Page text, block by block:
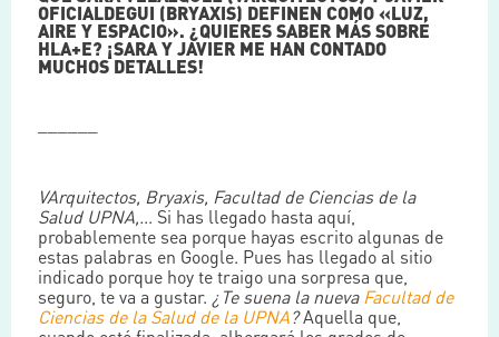
OFICIALDEGUI (BRYAXIS) DEFINEN COMO «LUZ,
AIRE Y ESPACIO». ¿QUIERES SABER MÁS SOBRE
HLA+E? ¡SARA Y JAVIER ME HAN CONTADO
MUCHOS DETALLES!
VArquitectos, Bryaxis, Facultad de Ciencias de la
Salud UPNA,… Si has llegado hasta aquí,
probablemente sea porque hayas escrito algunas de
estas palabras en Google. Pues has llegado al sitio
indicado porque hoy te traigo una sorpresa que,
seguro, te va a gustar. ¿Te suena la nueva Facultad de
Ciencias de la Salud de la UPNA?Aquella que,